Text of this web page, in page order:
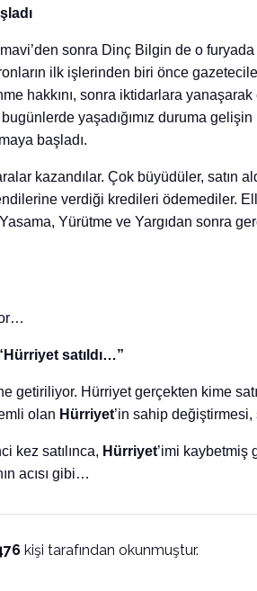
sonra Dinç Bilgin de o furyada
ilk işlerinden biri önce
hakkını, sonra iktidarlara yanaşarak
bugünlerde yaşadığımız duruma
başladı.
kazandılar. Çok büyüdüler, satın
verdiği kredileri ödemediler.
Yürütme ve Yargıdan sonra
satıldı…”
getiriliyor. Hürriyet gerçekten kime
olan Hürriyet’in sahip değiştirmesi,
kez satılınca, Hürriyet’imi kaybetmiş
acısı gibi…
kişi tarafından okunmuştur.